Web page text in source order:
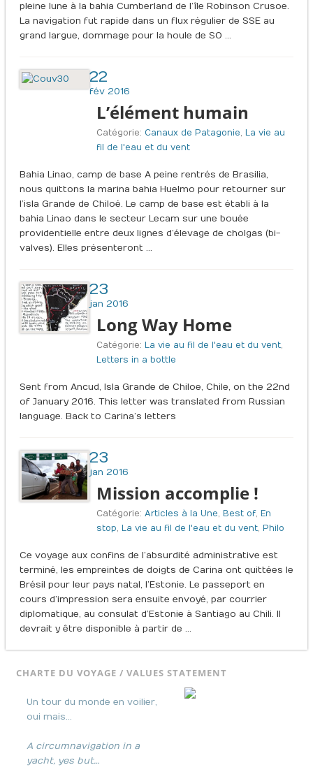
pleine lune à la bahia Cumberland de l’île Robinson Crusoe.
La navigation fut rapide dans un flux régulier de SSE au
grand largue, dommage pour la houle de SO …
22
fév 2016
L’élément humain
Catégorie:Canaux de Patagonie, La vie au
fil de l'eau et du vent
Bahia Linao, camp de base A peine rentrés de Brasilia,
nous quittons la marina bahia Huelmo pour retourner sur
l’isla Grande de Chiloé. Le camp de base est établi à la
bahia Linao dans le secteur Lecam sur une bouée
providentielle entre deux lignes d’élevage de cholgas (bi-
valves). Elles présenteront …
23
jan 2016
Long Way Home
Catégorie: La vie au fil de l'eau et du vent,
Letters in a bottle
Sent from Ancud, Isla Grande de Chiloe, Chile, on the 22nd
of January 2016. This letter was translated from Russian
language. Back to Carina’s letters
23
jan 2016
Mission accomplie !
Catégorie:Articles à la Une, Best of, En
stop, La vie au fil de l'eau et du vent, Philo
Ce voyage aux confins de l’absurdité administrative est
terminé, les empreintes de doigts de Carina ont quittées le
Brésil pour leur pays natal, l’Estonie. Le passeport en
cours d’impression sera ensuite envoyé, par courrier
diplomatique, au consulat d’Estonie à Santiago au Chili. Il
devrait y être disponible à partir de …
CHARTE DU VOYAGE / VALUES STATEMENT
Un tour du monde en voilier,
oui mais…
A circumnavigation in a
yacht, yes but…